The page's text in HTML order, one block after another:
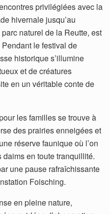
privilégiées avec la
hivernale jusqu’au
naturel de la Reutte, est
le festival de
historique s’illumine
et de créatures
en un véritable conte de
les familles se trouve à
des prairies enneigées et
réserve faunique où l’on
en toute tranquillité.
une pause rafraîchissante
Foisching.
en pleine nature,